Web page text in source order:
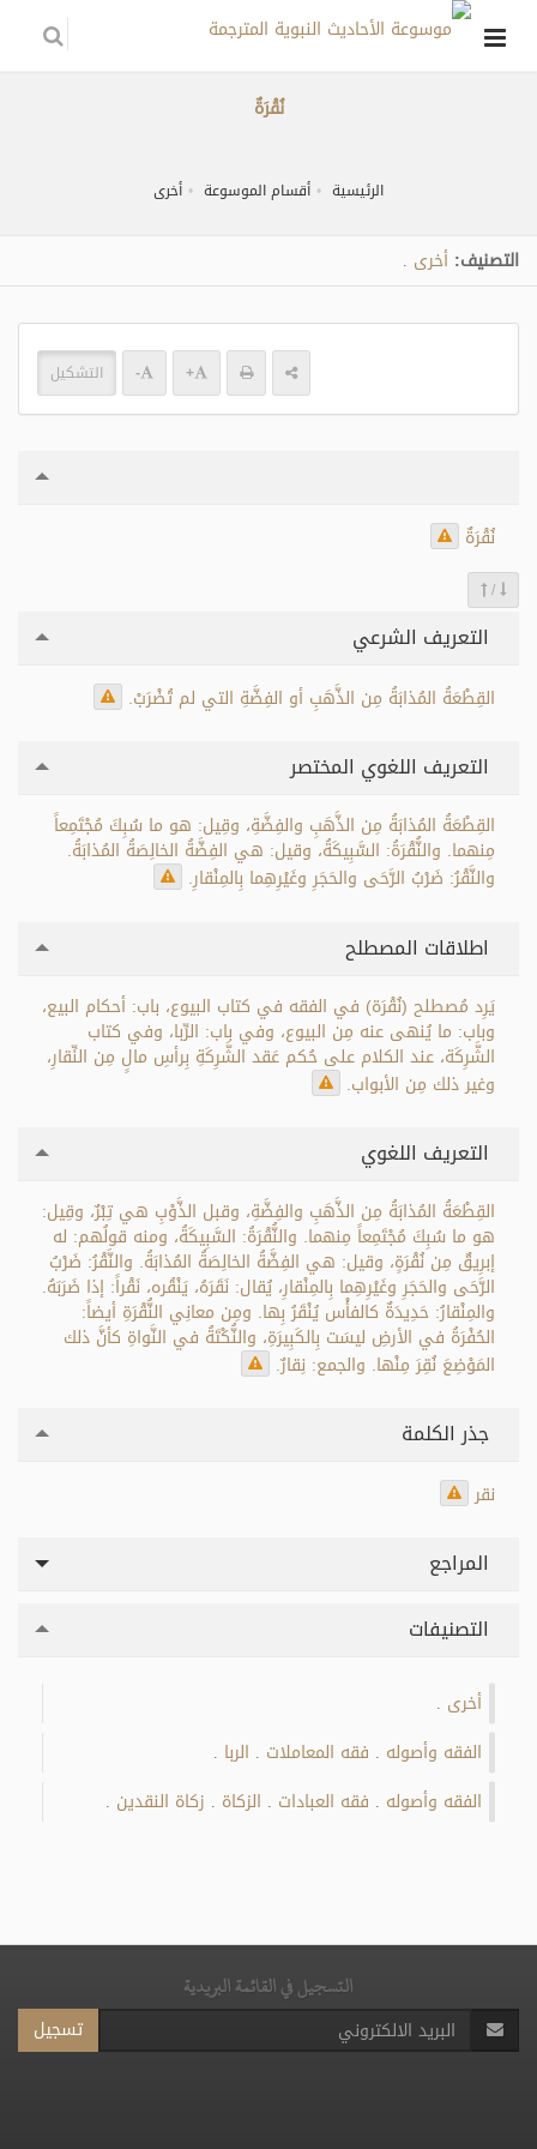
نُقْرَةٌ
الرئيسية أقسام الموسوعة أخرى
التصنيف: أخرى
+
- التشكيل
نُقْرَةٌ
/
التعريف الشرعي
القِطْعَةُ المُذابَةُ مِن الذَّهَبِ أو الفِضَّةِ التي لم تُضْرَبْ.
التعريف اللغوي المختصر
القِطْعَةُ المُذابَةُ مِن الذَّهَبِ والفِضَّةِ، وقِيل: هو ما سُبِكَ مُجْتَمِعاً
مِنهما. والنُّقْرَةُ: السَّبِيكَةُ، وقيل: هي الفِضَّةُ الخالِصَةُ المُذابَةُ.
والنَّقْرُ: ضَرْبُ الرَّحَى والحَجَرِ وغَيْرِهِما بِالمِنْقارِ.
اطلاقات المصطلح
يَرِد مُصطلح (نُقْرَة) في الفقه في كتاب البيوع، باب: أحكام البيع،
وباب: ما يُنهى عنه مِن البيوع، وفي باب: الرِّبا، وفي كتاب
الشَّرِكَة، عند الكلام على حُكم عَقد الشَّرِكَةِ بِرأسِ مالٍ مِن النِّقارِ،
وغير ذلك مِن الأبواب.
التعريف اللغوي
القِطْعَةُ المُذابَةُ مِن الذَّهَبِ والفِضَّةِ، وقبل الذَّوْبِ هي تِبْرٌ، وقِيل:
هو ما سُبِكَ مُجْتَمِعاً مِنهما. والنُّقْرَةُ: السَّبِيكَةُ، ومنه قولُهم: له
إبرِيقٌ مِن نُقْرَةٍ، وقيل: هي الفِضَّةُ الخالِصَةُ المُذابَةُ. والنَّقْرُ: ضَرْبُ
الرَّحَى والحَجَرِ وغَيْرِهِما بِالمِنْقارِ، يُقال: نَقَرَهُ، يَنْقُره، نَقْراً: إذا ضَرَبَهُ.
والمِنْقارُ: حَدِيدَةٌ كالفأْس يُنْقَرُ بِها. ومِن معانِي النُّقْرَةِ أيضاً:
الحُفْرَةُ في الأرضِ ليسَت بِالكَبِيرَةِ، والنُّكْتَةُ في النَّواةِ كأنَّ ذلك
المَوْضِعَ نُقِرَ مِنْها. والجمع: نِقارٌ.
جذر الكلمة
نقر
المراجع
التصنيفات
أخرى
الفقه وأصوله فقه المعاملات الربا
الفقه وأصوله فقه العبادات الزكاة زكاة النقدين
التسجيل في القائمة البريدية
تسجيل